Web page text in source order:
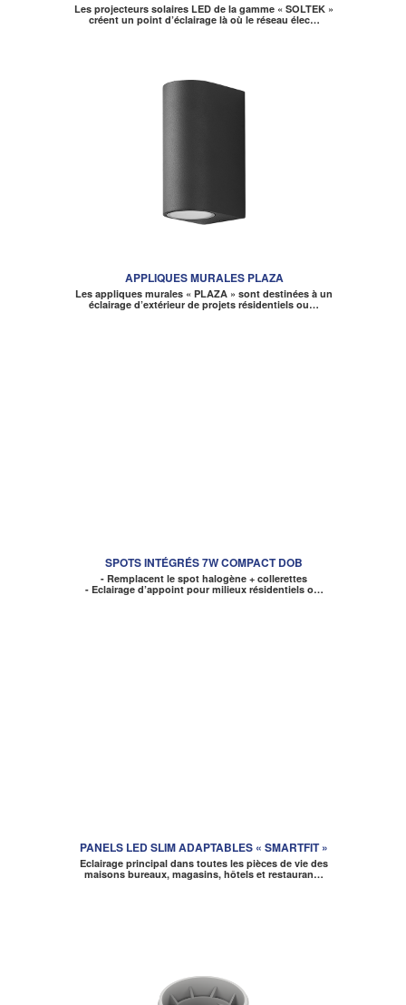
Les projecteurs solaires LED de la gamme « SOLTEK »
créent un point d’éclairage là où le réseau élec…
APPLIQUES MURALES PLAZA
Les appliques murales « PLAZA » sont destinées à un
éclairage d’extérieur de projets résidentiels ou…
SPOTS INTÉGRÉS 7W COMPACT DOB
- Remplacent le spot halogène + collerettes
- Eclairage d’appoint pour milieux résidentiels o…
PANELS LED SLIM ADAPTABLES « SMARTFIT »
Eclairage principal dans toutes les pièces de vie des
maisons bureaux, magasins, hôtels et restauran…